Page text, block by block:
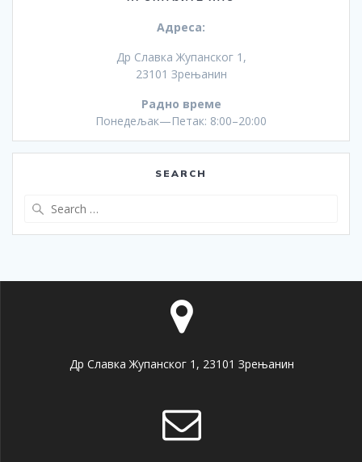
Адреса:
Др Славка Жупанског 1,
23101 Зрењанин
Радно време
Понедељак—Петак: 8:00–20:00
SEARCH
Др Славка Жупанског 1, 23101 Зрењанин